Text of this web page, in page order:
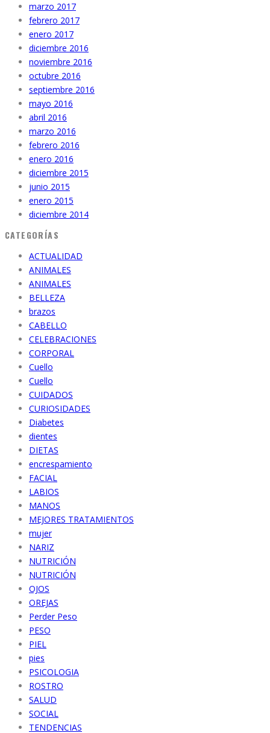
marzo 2017
febrero 2017
enero 2017
diciembre 2016
noviembre 2016
octubre 2016
septiembre 2016
mayo 2016
abril 2016
marzo 2016
febrero 2016
enero 2016
diciembre 2015
junio 2015
enero 2015
diciembre 2014
CATEGORÍAS
ACTUALIDAD
ANIMALES
ANIMALES
BELLEZA
brazos
CABELLO
CELEBRACIONES
CORPORAL
Cuello
Cuello
CUIDADOS
CURIOSIDADES
Diabetes
dientes
DIETAS
encrespamiento
FACIAL
LABIOS
MANOS
MEJORES TRATAMIENTOS
mujer
NARIZ
NUTRICIÓN
NUTRICIÓN
OJOS
OREJAS
Perder Peso
PESO
PIEL
pies
PSICOLOGIA
ROSTRO
SALUD
SOCIAL
TENDENCIAS